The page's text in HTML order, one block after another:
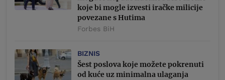
koje bi mogle izvesti iračke milicije
povezane s Hutima
Forbes BiH
BIZNIS
Šest poslova koje možete pokrenuti
od kuće uz minimalna ulaganja